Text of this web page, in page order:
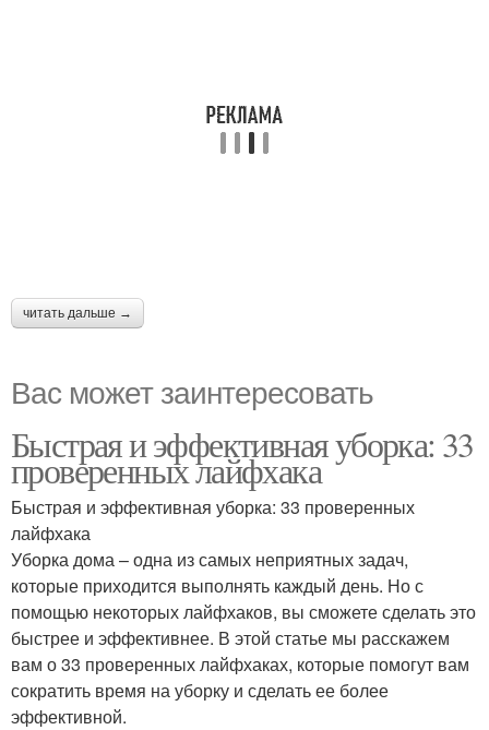
читать дальше →
Вас может заинтересовать
Быстрая и эффективная уборка: 33
проверенных лайфхака
Быстрая и эффективная уборка: 33 проверенных
лайфхака
Уборка дома – одна из самых неприятных задач,
которые приходится выполнять каждый день. Но с
помощью некоторых лайфхаков, вы сможете сделать это
быстрее и эффективнее. В этой статье мы расскажем
вам о 33 проверенных лайфхаках, которые помогут вам
сократить время на уборку и сделать ее более
эффективной.